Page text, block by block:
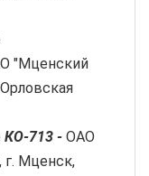
"Мценский
КО-713 - ОАО
Мценск,